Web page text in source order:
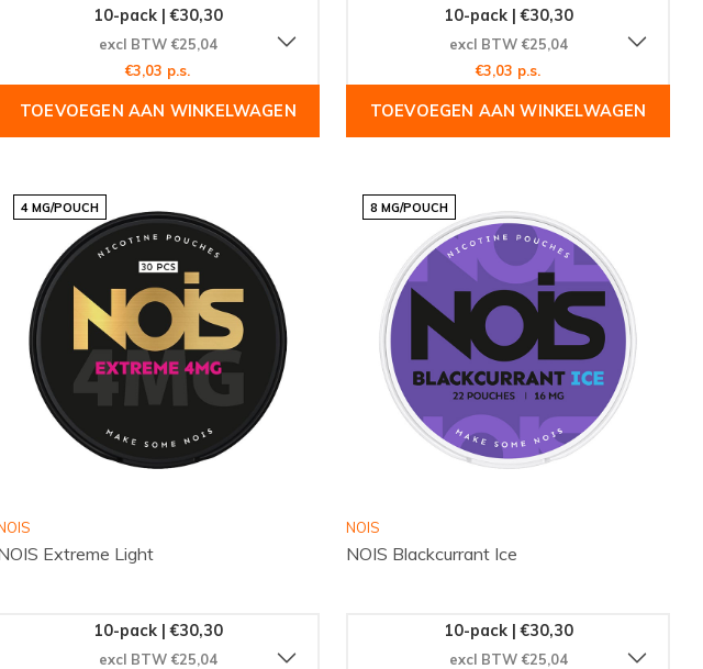
10-pack | €30,30
excl BTW €25,04
€3,03 p.s.
TOEVOEGEN AAN WINKELWAGEN
10-pack | €30,30
excl BTW €25,04
€3,03 p.s.
TOEVOEGEN AAN WINKELWAGEN
4 MG/POUCH
Extreme Light
10-pack | €30,30
excl BTW €25,04
8 MG/POUCH
NOIS
NOIS Blackcurrant Ice
10-pack | €30,30
excl BTW €25,04